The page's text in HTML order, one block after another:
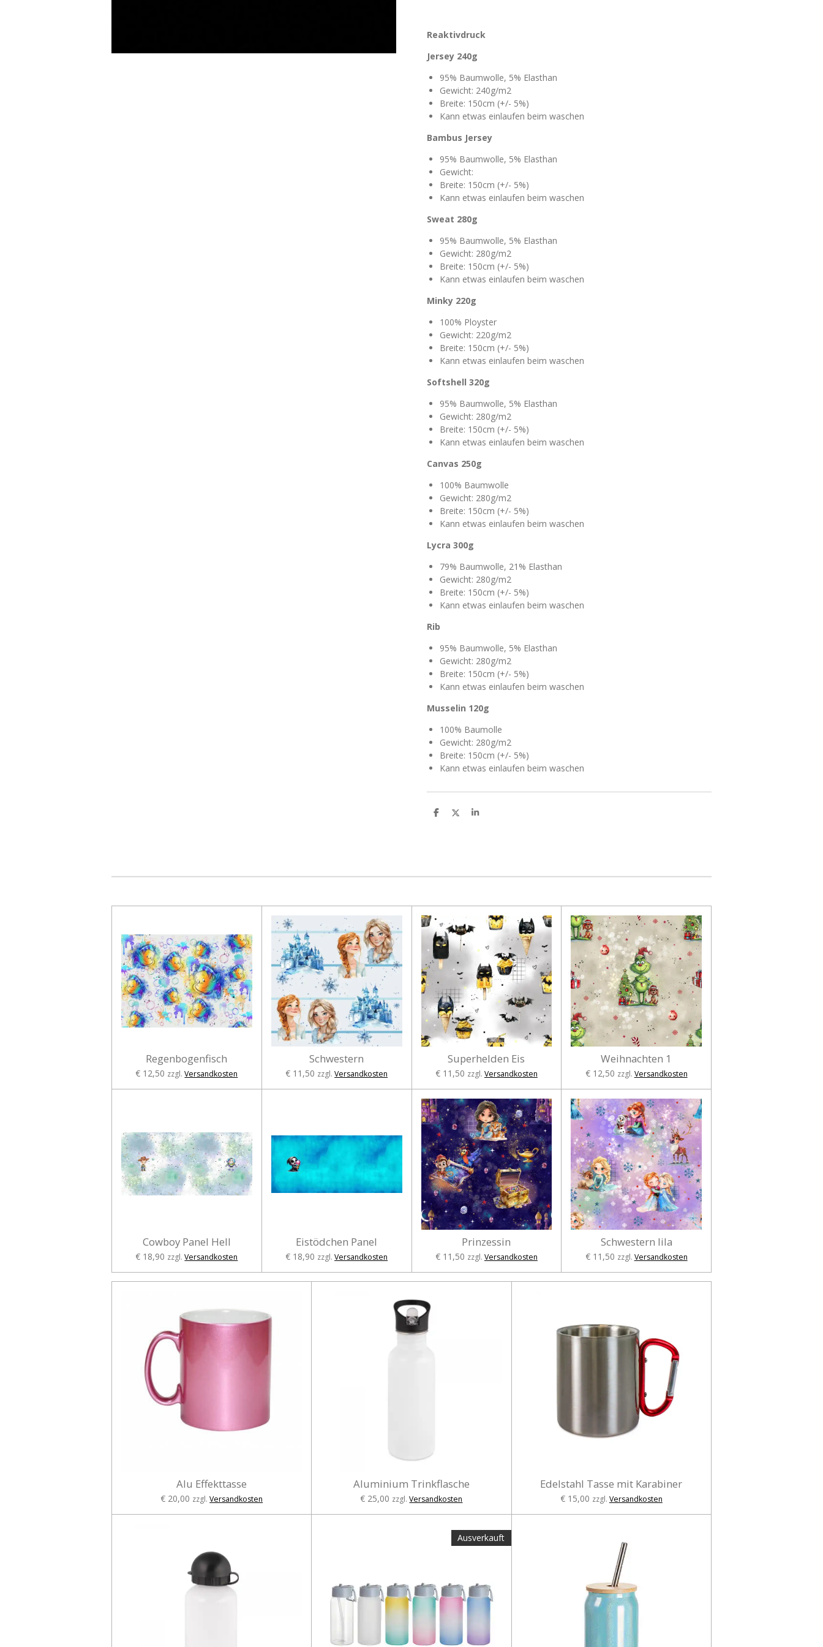
Reaktivdruck
Jersey 240g
95% Baumwolle, 5% Elasthan
Gewicht: 240g/m2
Breite: 150cm (+/- 5%)
Kann etwas einlaufen beim waschen
Bambus Jersey
95% Baumwolle, 5% Elasthan
Gewicht:
Breite: 150cm (+/- 5%)
Kann etwas einlaufen beim waschen
Sweat 280g
95% Baumwolle, 5% Elasthan
Gewicht: 280g/m2
Breite: 150cm (+/- 5%)
Kann etwas einlaufen beim waschen
Minky 220g
100% Ployster
Gewicht: 220g/m2
Breite: 150cm (+/- 5%)
Kann etwas einlaufen beim waschen
Softshell 320g
95% Baumwolle, 5% Elasthan
Gewicht: 280g/m2
Breite: 150cm (+/- 5%)
Kann etwas einlaufen beim waschen
Canvas 250g
100% Baumwolle
Gewicht: 280g/m2
Breite: 150cm (+/- 5%)
Kann etwas einlaufen beim waschen
Lycra 300g
79% Baumwolle, 21% Elasthan
Gewicht: 280g/m2
Breite: 150cm (+/- 5%)
Kann etwas einlaufen beim waschen
Rib
95% Baumwolle, 5% Elasthan
Gewicht: 280g/m2
Breite: 150cm (+/- 5%)
Kann etwas einlaufen beim waschen
Musselin 120g
100% Baumolle
Gewicht: 280g/m2
Breite: 150cm (+/- 5%)
Kann etwas einlaufen beim waschen
T
T
T
Regenbogenfisch
€ 12,50 zzgl.Versandkosten
Schwestern
€ 11,50 zzgl.Versandkosten
Superhelden Eis
€ 11,50 zzgl. Versandkosten
Weihnachten 1
€ 12,50 zzgl. Versandkosten
Cowboy Panel Hell
€ 18,90 zzgl.Versandkosten
Eistödchen Panel
€ 18,90 zzgl.Versandkosten
Prinzessin
€ 11,50 zzgl. Versandkosten
Schwestern lila
€ 11,50 zzgl. Versandkosten
Alu Effekttasse
€ 20,00 zzgl.Versandkosten
Aluminium Trinkflasche
€ 25,00 zzgl.Versandkosten
Edelstahl Tasse mit Karabiner
€ 15,00 zzgl. Versandkosten
Ausverkauft